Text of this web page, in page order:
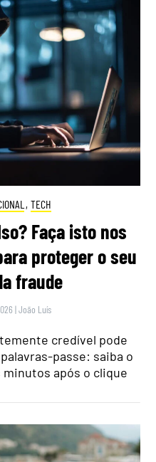
, TECH
Faça isto nos
proteger o seu
fraude
|João Luís
credível pode
passe: saiba o
após o clique